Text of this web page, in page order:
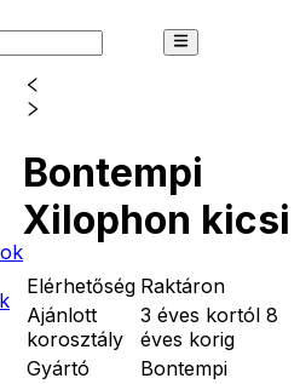
Bontempi
Xilophon kicsi
Elérhetőség Raktáron
Ajánlott
korosztály
3 éves kortól 8
éves korig
Gyártó
Bontempi